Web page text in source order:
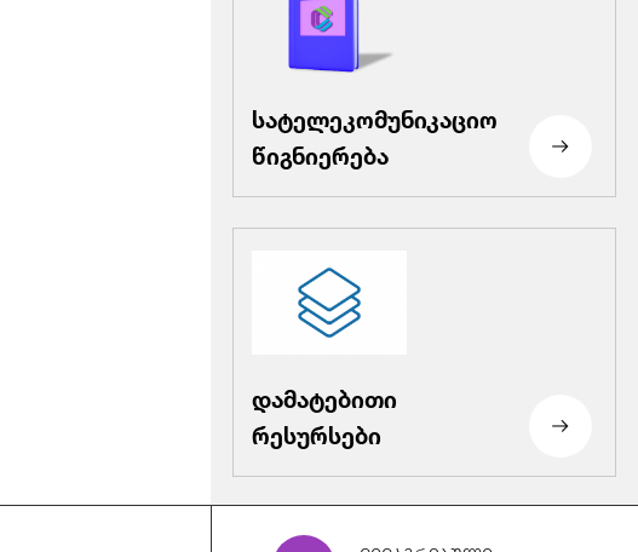
სატელეკომუნიკაციო
წიგნიერება
დამატებითი
რესურსები
გადაწყვეტილება შპს
„PC&I Networks“-
ისთვის
პასუხისმგებლობის
დაკისრების თაობაზე
თანმხლები წერილი